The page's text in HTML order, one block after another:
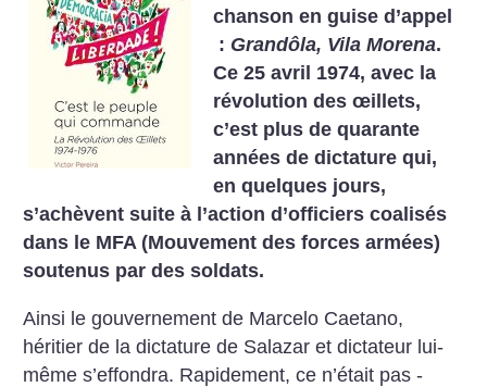
chanson en guise d’appel
: Grandôla, Vila Morena.
Ce 25 avril 1974, avec la
révolution des œillets,
c’est plus de quarante
années de dictature qui,
en quelques jours,
s’achèvent suite à l’action d’officiers coalisés
dans le MFA (Mouvement des forces armées)
soutenus par des soldats.
Ainsi le gouvernement de Marcelo Caetano,
héritier de la dictature de Salazar et dictateur lui-
même s’effondra. Rapidement, ce n’était pas ­